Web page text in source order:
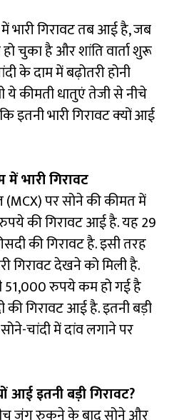
भारी गिरावट तब आई है, जब
चुका है और शांति वार्ता शुरू
के दाम में बढ़ोतरी होनी
ये कीमती धातुएं तेजी से नीचे
भारी गिरावट क्‍यों आई
भारी गिरावट
पर सोने की कीमत में
की गिरावट आई है. यह 29
की गिरावट है. इसी तरह
गिरावट देखने को मिली है.
51,000 रुपये कम हो गई है
की गिरावट आई है. इतनी बड़ी
चांदी में दांव लगाने पर
आई इतनी बड़ी गिरावट?